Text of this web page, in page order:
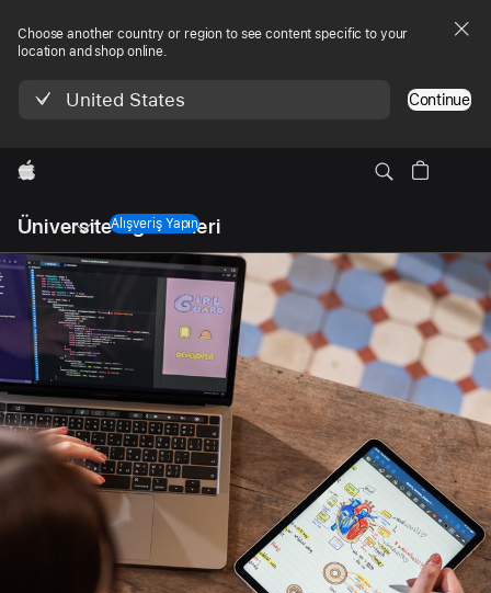
Choose another country or region to see content specific to your
location and shop online.
United States Continue
wzlhp
Üniversite Öğrencileri
Gezinme
Menüyü
Açın
Alışveriş Yapın